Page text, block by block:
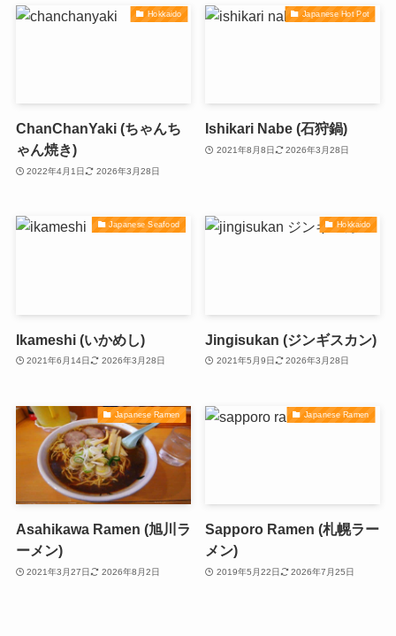
Hokkaido
ChanChanYaki (ちゃんち
ゃん焼き)
2022年4月1日 2026年3月28日
Japanese Hot Pot
Ishikari Nabe (石狩鍋)
2021年8月8日 2026年3月28日
Japanese Seafood
Ikameshi (いかめし)
2021年6月14日 2026年3月28日
Hokkaido
Jingisukan (ジンギスカン)
2021年5月9日 2026年3月28日
Japanese Ramen
Asahikawa Ramen (旭川ラ
ーメン)
2021年3月27日 2026年8月2日
Japanese Ramen
Sapporo Ramen (札幌ラー
メン)
2019年5月22日 2026年7月25日